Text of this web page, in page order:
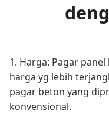
1. Harga: Pagar
harga yg lebih
pagar beton yang
konvensional.